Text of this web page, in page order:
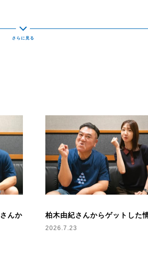
んか
柏木由紀さんからゲットした
2026.7.23